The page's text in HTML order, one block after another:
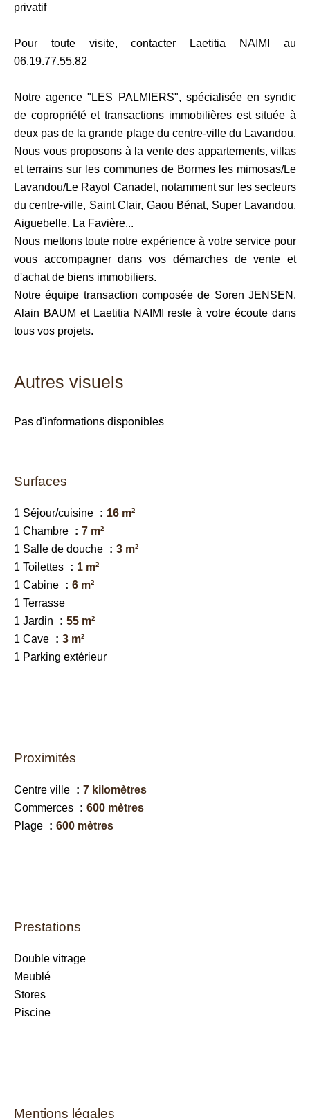
privatif
Pour toute visite, contacter Laetitia NAIMI au
06.19.77.55.82
Notre agence "LES PALMIERS", spécialisée en syndic
de copropriété et transactions immobilières est située à
deux pas de la grande plage du centre-ville du Lavandou.
Nous vous proposons à la vente des appartements, villas
et terrains sur les communes de Bormes les mimosas/Le
Lavandou/Le Rayol Canadel, notamment sur les secteurs
du centre-ville, Saint Clair, Gaou Bénat, Super Lavandou,
Aiguebelle, La Favière...
Nous mettons toute notre expérience à votre service pour
vous accompagner dans vos démarches de vente et
d'achat de biens immobiliers.
Notre équipe transaction composée de Soren JENSEN,
Alain BAUM et Laetitia NAIMI reste à votre écoute dans
tous vos projets.
Autres visuels
Pas d'informations disponibles
Surfaces
1 Séjour/cuisine
16 m²
1 Chambre
7 m²
1 Salle de douche
3 m²
1 Toilettes
1 m²
1 Cabine
6 m²
1 Terrasse
1 Jardin
55 m²
1 Cave
3 m²
1 Parking extérieur
Proximités
Centre ville
7 kilomètres
Commerces
600 mètres
Plage
600 mètres
Prestations
Double vitrage
Meublé
Stores
Piscine
Mentions légales